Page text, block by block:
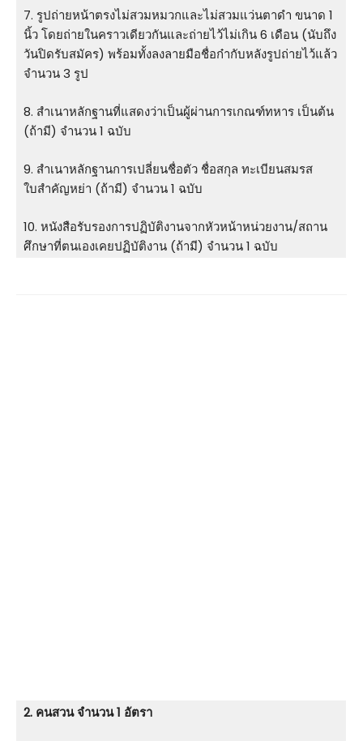
7. รูปถ่ายหน้าตรงไม่สวมหมวกและไม่สวมแว่นตาดํา ขนาด 1
นิ้ว โดยถ่ายในคราวเดียวกันและถ่ายไว้ไม่เกิน 6 เดือน (นับถึง
วันปิดรับสมัคร) พร้อมทั้งลงลายมือชื่อก๋ากับหลังรูปถ่ายไว้แล้ว
จำนวน 3 รูป
8. สําเนาหลักฐานที่แสดงว่าเป็นผู้ผ่านการเกณฑ์ทหาร เป็นต้น
(ถ้ามี) จำนวน 1 ฉบับ
9. สําเนาหลักฐานการเปลี่ยนชื่อตัว ชื่อสกุล ทะเบียนสมรส
ใบสําคัญหย่า (ถ้ามี) จำนวน 1 ฉบับ
10. หนังสือรับรองการปฏิบัติงานจากหัวหน้าหน่วยงาน/สถาน
ศึกษาที่ตนเองเคยปฏิบัติงาน (ถ้ามี) จำนวน 1 ฉบับ
2. คนสวน จำนวน 1 อัตรา